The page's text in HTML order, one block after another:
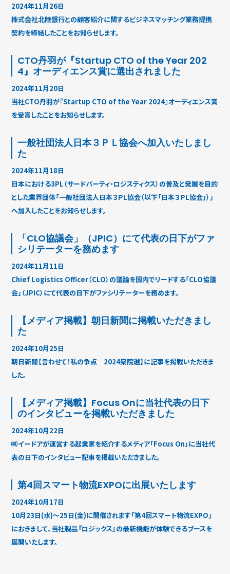
2024年11月26日
株式会社北陸銀行との顧客紹介に関するビジネスマッチング業務提携
契約を締結したことをお知らせします。
CTO丹羽が『Startup CTO of the Year 202
4』オーディエンス賞に選出されました
2024年11月20日
当社CTO丹羽が『Startup CTO of the Year 2024』オーディエンス賞
を受賞したことをお知らせします。
一般社団法人日本３ＰＬ協会へ加入いたしまし
た
2024年11月18日
日本における3PL（サードパーティ・ロジスティクス）の普及と発展を目的
とした業界団体「一般社団法人日本３ＰＬ協会（以下「日本３ＰＬ協会」）」
へ加入したことをお知らせします。
「CLO協議会」（JPIC）にて代表の日下がファ
シリテーターを務めます
2024年11月11日
Chief Logistics Officer（CLO）の議論を国内でリードする「CLO協議
会」（JPIC）にて代表の日下がファシリテーターを務めます。
【メディア掲載】朝日新聞に掲載いただきまし
た
2024年10月25日
朝日新聞【言わせて！私の争点 2024衆院選】に記事を掲載いただきま
した。
【メディア掲載】Focus Onに当社代表の日下
のインタビューを掲載いただきました
2024年10月22日
㈱イードアが運営する起業家を紹介するメディア「Focus On」に当社代
表の日下のインタビュー記事を掲載いただきました。
第4回スマート物流EXPOに出展いたします
2024年10月17日
10月23日(水)〜25日(金)に開催されます「第4回スマート物流EXPO」
におきまして、当社製品『ロジックス』の最新機能が体験できるブースを
展開いたします。